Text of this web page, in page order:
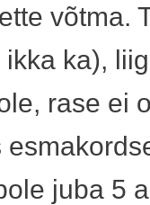
võtma.
ka),
rase ei
juba 5